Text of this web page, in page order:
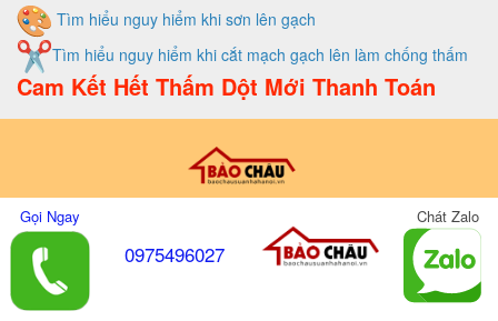
Tìm hiểu nguy hiểm khi sơn lên gạch
Tìm hiểu nguy hiểm khi cắt mạch gạch lên làm chống thấm
Cam Kết Hết Thấm Dột Mới Thanh Toán
Gọi Ngay
0975496027
Chát Zalo